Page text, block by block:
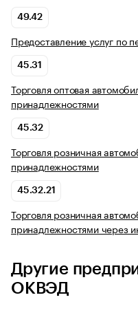
49.42
Предоставление услуг по
45.31
Торговля оптовая
принадлежностями
45.32
Торговля розничная
принадлежностями
45.32.21
Торговля розничная
принадлежностями через
Другие
ОКВЭД